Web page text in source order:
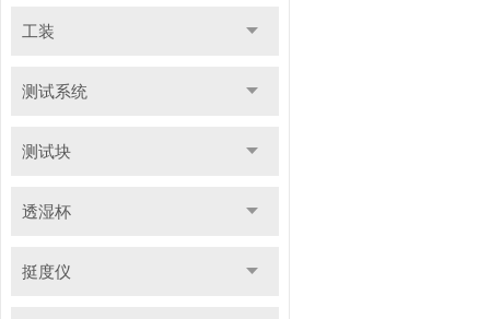
工装
测试系统
测试块
透湿杯
挺度仪